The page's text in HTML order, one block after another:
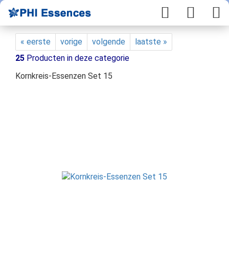
« eerste vorige volgende
laatste »
25 Producten in deze categorie
Kornkreis-Essenzen Set 15